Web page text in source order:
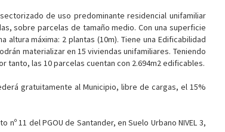
de uso predominante residencial unifamiliar
sobre parcelas de tamaño medio. Con una superficie
máxima: 2 plantas (10m). Tiene una Edificabilidad
materializar en 15 viviendas unifamiliares. Teniendo
tanto, las 10 parcelas cuentan con 2.694m2 edificables.
gratuitamente al Municipio, libre de cargas, el 15%
11 del PGOU de Santander, en Suelo Urbano NIVEL 3,